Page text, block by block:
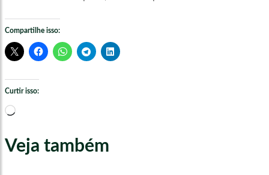
Compartilhe isso:
Curtir isso:
Carregando...
Veja também